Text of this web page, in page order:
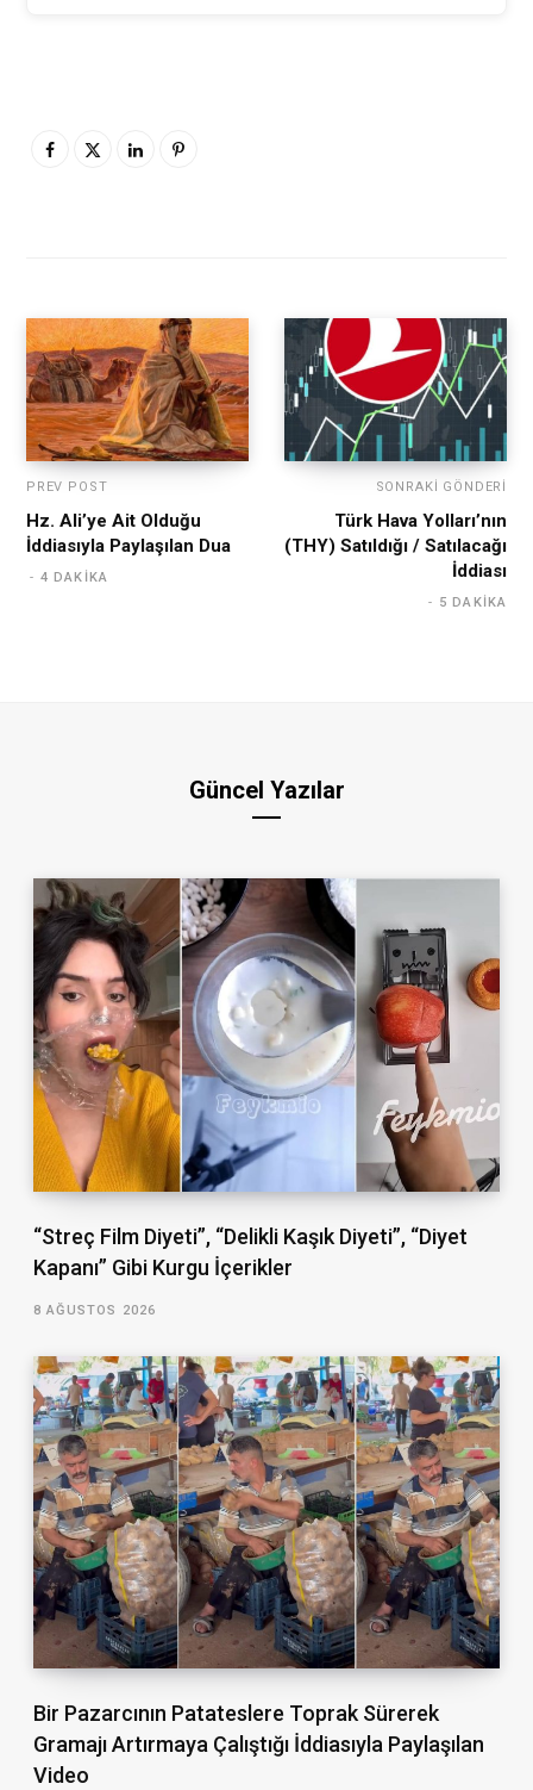
PREV POST
Hz. Ali’ye Ait Olduğu
İddiasıyla Paylaşılan Dua
4 DAKIKA
SONRAKI GÖNDERI
Türk Hava Yolları’nın
(THY) Satıldığı / Satılacağı
İddiası
5 DAKIKA
Güncel Yazılar
“Streç Film Diyeti”, “Delikli Kaşık Diyeti”, “Diyet
Kapanı” Gibi Kurgu İçerikler
8 AĞUSTOS 2026
Bir Pazarcının Patateslere Toprak Sürerek
Gramajı Artırmaya Çalıştığı İddiasıyla Paylaşılan
Video